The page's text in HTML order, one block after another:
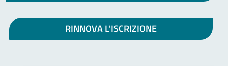
RINNOVA L'ISCRIZIONE